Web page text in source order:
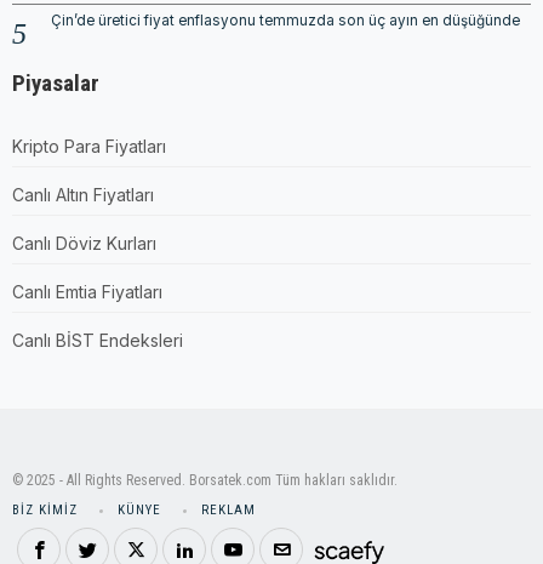
Çin’de üretici fiyat enflasyonu temmuzda son üç ayın en düşüğünde
Piyasalar
Kripto Para Fiyatları
Canlı Altın Fiyatları
Canlı Döviz Kurları
Canlı Emtia Fiyatları
Canlı BİST Endeksleri
© 2025 - All Rights Reserved. Borsatek.com Tüm hakları saklıdır.
BIZ KIMIZ KÜNYE REKLAM